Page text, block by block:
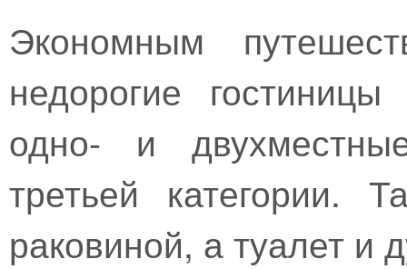
Экономным
недорогие
одно- и
третьей категории.
раковиной, а туалет и